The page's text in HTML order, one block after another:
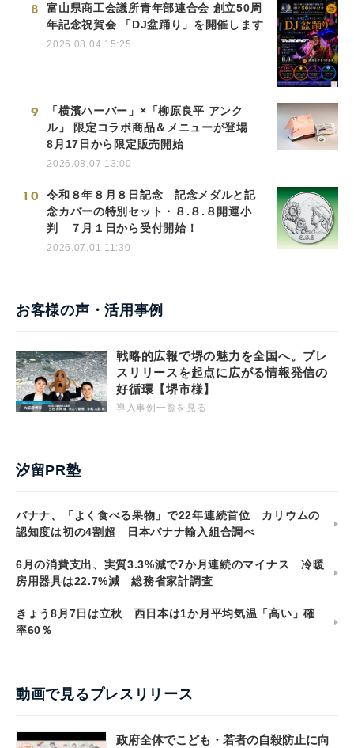
8
富山県商工会議所青年部連合会 創立50周
年記念祝賀会 「DJ盆踊り」を開催します
2026.08.04 15:25
9
「横濱ハーバー」×「柳原良平 アンク
ル」 限定コラボ商品＆メニューが登場
8月17日から限定販売開始
2026.08.07 13:00
10
令和８年８月８日記念 記念メダルと記
念カバーの特別セット・８.８.８開運小
判 ７月１日から受付開始！
2026.07.01 11:30
お客様の声・活用事例
戦略的広報で堺の魅力を全国へ。プレ
スリリースを起点に広がる情報発信の
好循環【堺市様】
導入事例一覧を見る
汐留PR塾
バナナ、「よく食べる果物」で22年連続首位 カリウムの
認知度は初の4割超 日本バナナ輸入組合調べ
6月の消費支出、実質3.3%減で7か月連続のマイナス 冷暖
房用器具は22.7%減 総務省家計調査
きょう8月7日は立秋 西日本は1か月平均気温「高い」確
率60％
動画で見るプレスリリース
政府全体でこども・若者の自殺防止に向